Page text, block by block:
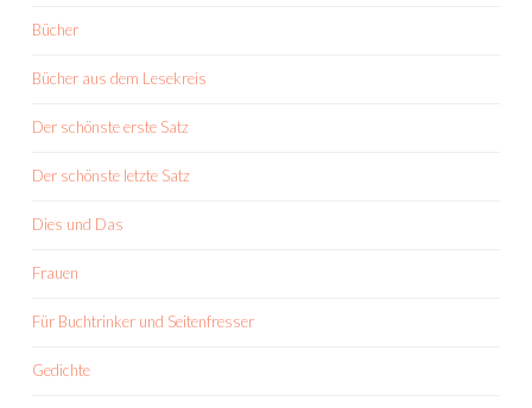
Bücher
Bücher aus dem Lesekreis
Der schönste erste Satz
Der schönste letzte Satz
Dies und Das
Frauen
Für Buchtrinker und Seitenfresser
Gedichte